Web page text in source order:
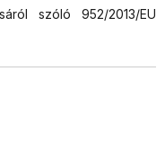
szóló 952/2013/EU